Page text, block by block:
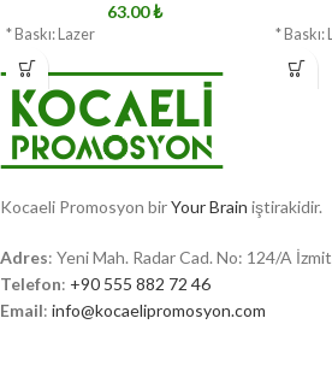
63.00₺
* Baskı: Lazer * Baskı:
Kocaeli Promosyon birYour Brain iştirakidir.
Adres: Yeni Mah. Radar Cad. No: 124/A
Telefon: +90 555 882 72 46
Email: info@kocaelipromosyon.com